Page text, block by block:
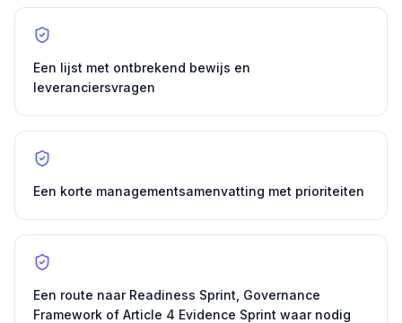
Een lijst met ontbrekend bewijs en
leveranciersvragen
Een korte managementsamenvatting met prioriteiten
Een route naar Readiness Sprint, Governance
Framework of Article 4 Evidence Sprint waar nodig